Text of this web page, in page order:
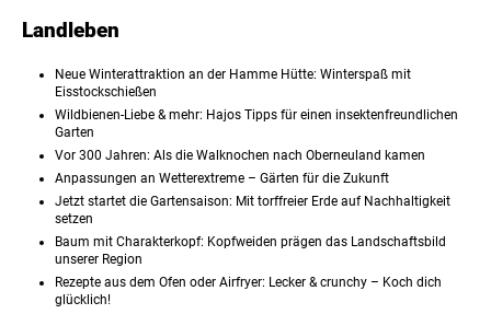
Landleben
Neue Winterattraktion an der Hamme Hütte: Winterspaß mit
Eisstockschießen
Wildbienen-Liebe & mehr: Hajos Tipps für einen insektenfreundlichen
Garten
Vor 300 Jahren: Als die Walknochen nach Oberneuland kamen
Anpassungen an Wetterextreme – Gärten für die Zukunft
Jetzt startet die Gartensaison: Mit torffreier Erde auf Nachhaltigkeit
setzen
Baum mit Charakterkopf: Kopfweiden prägen das Landschaftsbild
unserer Region
Rezepte aus dem Ofen oder Airfryer: Lecker & crunchy – Koch dich
glücklich!